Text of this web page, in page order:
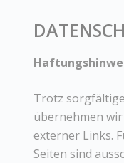
Trotz
übernehmen
externer Links.
Seiten sind